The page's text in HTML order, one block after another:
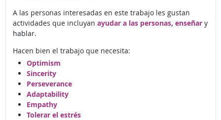
A las personas interesadas en este trabajo les gustan
actividades que incluyan ayudar a las personas, enseñary
hablar.
Hacen bien el trabajo que necesita:
Optimism
Sincerity
Perseverance
Adaptability
Empathy
Tolerar el estrés